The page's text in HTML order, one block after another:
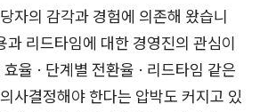
자의 감각과 경험에 의존해 왔습니
과 리드타임에 대한 경영진의 관심이
율 · 단계별 전환율 · 리드타임 같은
사결정해야 한다는 압박도 커지고 있